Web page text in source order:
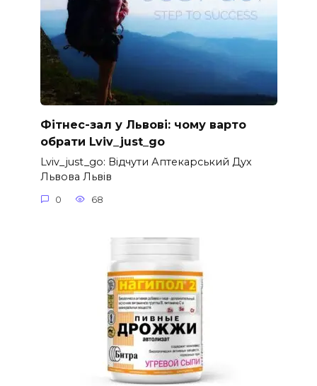
Фітнес-зал у Львові: чому варто
обрати Lviv_just_go
Lviv_just_go: Відчути Аптекарський Дух
Львова Львів
0 68